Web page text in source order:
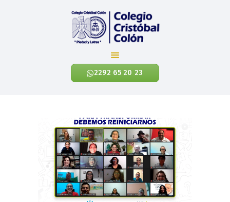
2292 65 20 23
Colegio Cristóbal Colón
REINVENTANDO LA EDUCACIÓN
NIVELES ACADÉMICOS
EXALUMNOS
CONTÁCTANOS
NOTICIAS
ENLACES